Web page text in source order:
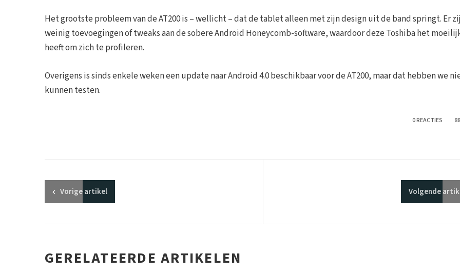
Het grootste probleem van de AT200 is – wellicht – dat de tablet alleen met zijn design uit de band springt. Er
weinig toevoegingen of tweaks aan de sobere Android Honeycomb-software, waardoor deze Toshiba het
heeft om zich te profileren.
Overigens is sinds enkele weken een update naar Android 4.0 beschikbaar voor de AT200, maar dat hebben we
kunnen testen.
0 REACTIES
Vorigeartikel Volgende
GERELATEERDE ARTIKELEN